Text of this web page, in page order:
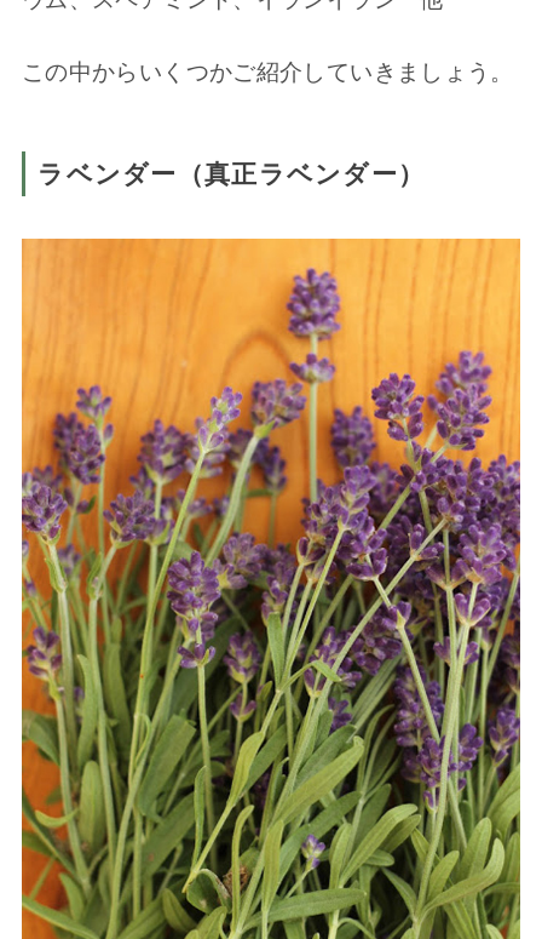
この中からいくつかご紹介していきましょう。
ラベンダー（真正ラベンダー）